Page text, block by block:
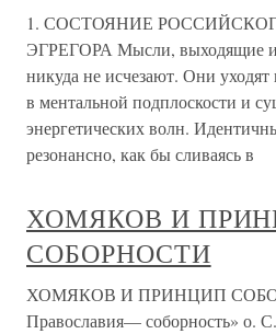
1. СОСТОЯНИЕ
ЭГРЕГОРА Мысли, выходящие из
никуда не исчезают. Они
в ментальной подплоскости и
энергетических волн.
резонансно, как бы сливаясь в
ХОМЯКОВ И
СОБОРНОСТИ
ХОМЯКОВ И ПРИНЦИП
Православия— соборность» о.